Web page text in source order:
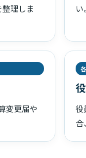
理しま
い
変更届や
役
合